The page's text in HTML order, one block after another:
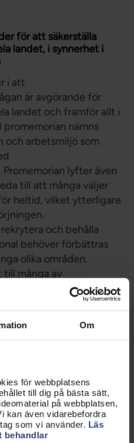
Om
för webbplatsens
till dig på bästa sätt,
på webbplatsen,
kan även vidarebefordra
som vi använder. Läs
behandlar
för att säkerställa
landet, i synnerhet i
i att
är avgörande för
landet och framför allt i
nämns
och arbetsmiljö som
lyfter även
till att många väljer
heltid, vilket ytterligare
och behålla
behöver förbättras
olika områden.
många av
och förslag
inom
är positivt att en statlig
och att det tas
på området. Det
om
på hälso- och
arbetsmiljön.